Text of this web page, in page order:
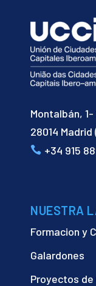
Montalbán,
28014 Madrid
+34 915
NUESTRA
Formacion y
Galardones
Proyectos